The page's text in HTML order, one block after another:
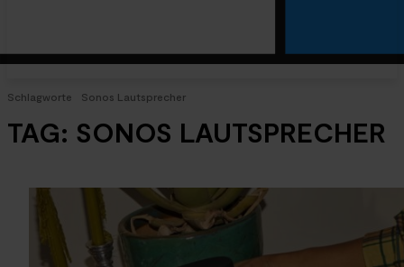
Schlagworte Sonos Lautsprecher
TAG: SONOS LAUTSPRECHER